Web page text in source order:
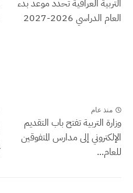
التربية العراقية تحدد موعد بدء
العام الدراسي 2026-2027
منذ عام
وزارة التربية تفتح باب التقديم
الإلكتروني إلى مدارس المتفوقين
للعام...